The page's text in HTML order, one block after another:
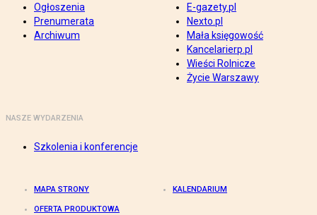
Ogłoszenia
Prenumerata
Archiwum
E-gazety.pl
Nexto.pl
Mała księgowość
Kancelarierp.pl
Wieści Rolnicze
Życie Warszawy
NASZE WYDARZENIA
Szkolenia i konferencje
MAPA STRONY KALENDARIUM
OFERTA PRODUKTOWA